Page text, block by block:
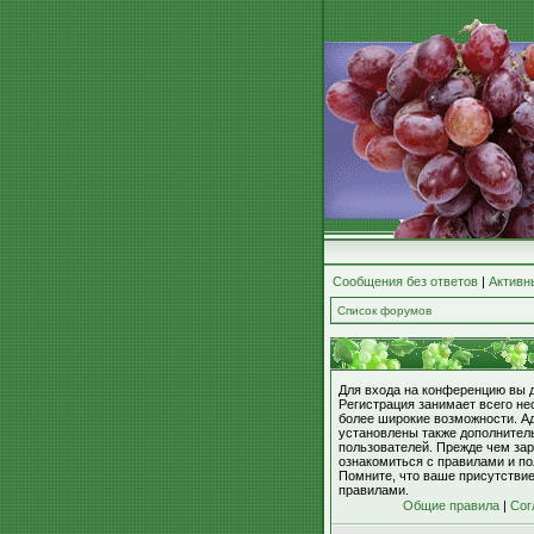
Сообщения без ответов |
Список форумов
Для входа на конференцию вы
Регистрация занимает всего
более широкие возможности.
установлены также
пользователей. Прежде чем
ознакомиться с правилами и
Помните, что ваше
правилами.
Общие правила |